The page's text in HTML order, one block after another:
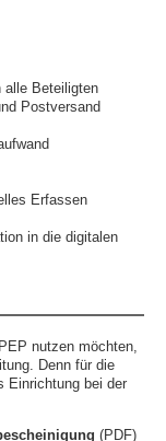
alle Beteiligten
Postversand
Erfassen
in die digitalen
nutzen möchten,
Denn für die
Einrichtung bei der
(PDF)